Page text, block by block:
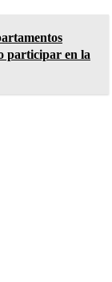
participar en la